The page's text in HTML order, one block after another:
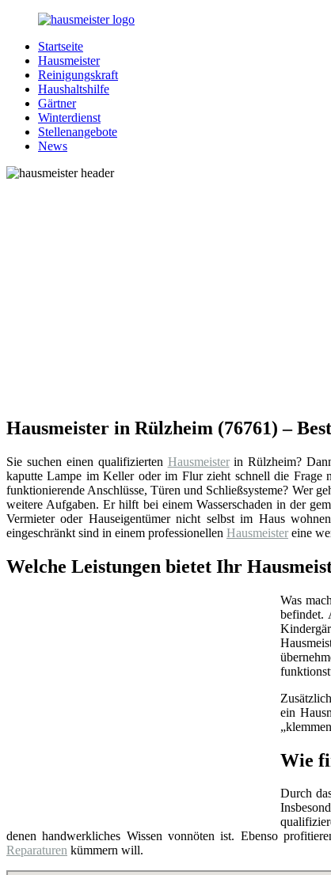
Zurück
Inhalt
Hausmeister.de
Alles
rund
Ihren
Haushalt
Startseite
Hausmeister
Reinigungskraft
Haushaltshilfe
Gärtner
Winterdienst
Stellenangebote
News
Hausmeister in Rülzheim (76761) –
Sie suchen einen qualifizierten Hausmeisterin Rülzheim?
kaputte Lampe im Keller oder im Flur zieht schnell die Frage
funktionierende Anschlüsse, Türen und Schließsysteme? Wer
weitere Aufgaben. Er hilft bei einem Wasserschaden in der
Vermieter oder Hauseigentümer nicht selbst im Haus
eingeschränkt sind in einem professionellen Hausmeister eine
Welche Leistungen bietet Ihr
Was
befindet.
ein
Wie
Durch
denen handwerkliches Wissen vonnöten ist. Ebenso
Reparaturen kümmern will.